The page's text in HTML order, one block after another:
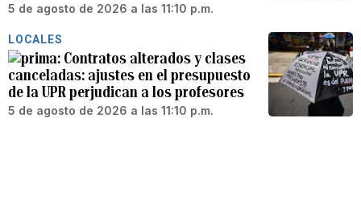
5 de agosto de 2026 a las 11:10 p.m.
LOCALES
Contratos alterados y clases
canceladas: ajustes en el presupuesto
de la UPR perjudican a los profesores
5 de agosto de 2026 a las 11:10 p.m.